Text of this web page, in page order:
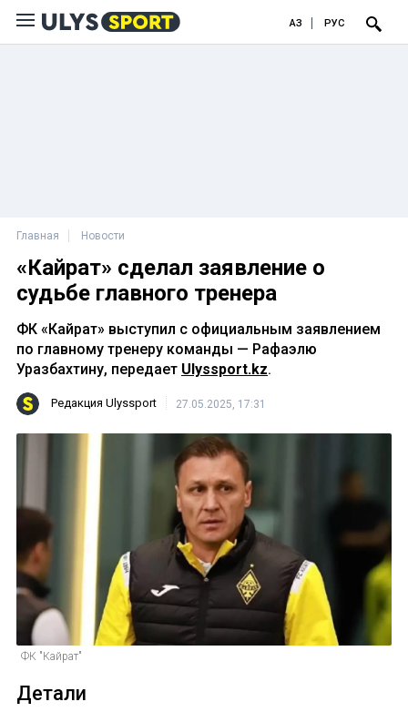
ҚАЗ РУС
Главная Новости
«Кайрат» сделал заявление о
судьбе главного тренера
ФК «Кайрат» выступил с официальным заявлением
по главному тренеру команды — Рафаэлю
Уразбахтину, передает Ulyssport.kz.
Редакция Ulyssport 27.05.2025, 17:31
ФК "Кайрат"
Детали